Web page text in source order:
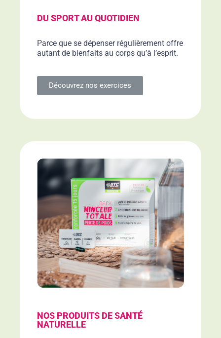
DU SPORT AU QUOTIDIEN
Parce que se dépenser régulièrement offre
autant de bienfaits au corps qu’à l’esprit.
Découvrez nos exercices
NOS PRODUITS DE SANTÉ
NATURELLE